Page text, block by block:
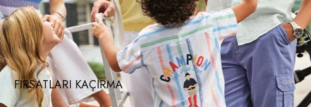
FIRSATLARI KAÇIRMA